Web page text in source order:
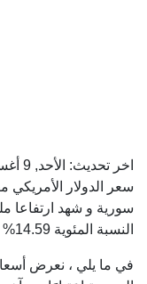
اخر تحديث: الأحد, 9 أغسطس 2026, 4:30 ص
النسبة المئوية 14.59% مقارنة بأسعار الأمس ).
في ما يلي ، نعرض أسعار